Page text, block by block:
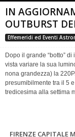
IN
OUTBURST
Effemeridi ed Eventi
Dopo il grande “botto”
vista variare la sua
nona grandezza) la
presumibilmente tra il 5
tredicesima alla settima